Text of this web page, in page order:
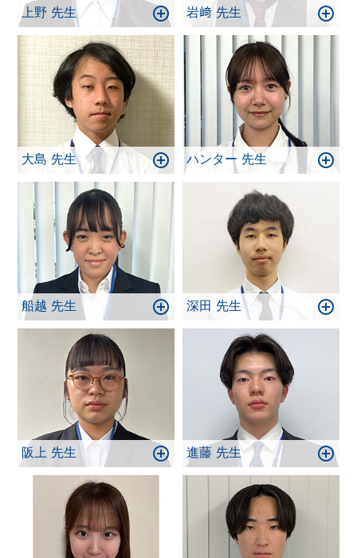
上野 先生 岩﨑 先生
大島 先生 ハンター 先生
船越 先生 深田 先生
阪上 先生 進藤 先生